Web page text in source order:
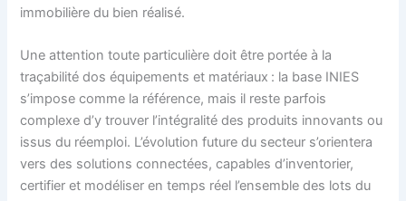
immobilière du bien réalisé.
Une attention toute particulière doit être portée à la
traçabilité dos équipements et matériaux : la base INIES
s’impose comme la référence, mais il reste parfois
complexe d’y trouver l’intégralité des produits innovants ou
issus du réemploi. L’évolution future du secteur s’orientera
vers des solutions connectées, capables d’inventorier,
certifier et modéliser en temps réel l’ensemble des lots du